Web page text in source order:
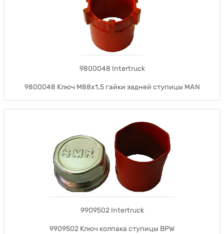
9800048 Intertruck
9800048 Ключ М88х1,5 гайки задней ступицы MAN
9909502 Intertruck
9909502 Ключ колпака ступицы BPW